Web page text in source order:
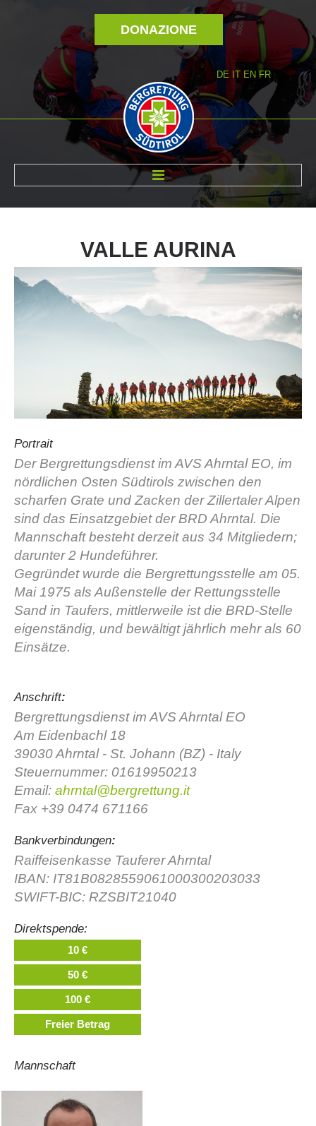
DONAZIONE
DE IT EN FR
La storia
Stazioni del soccorso alpino
VALLE AURINA
Portrait
Der Bergrettungsdienst im AVS Ahrntal EO, im
nördlichen Osten Südtirols zwischen den
scharfen Grate und Zacken der Zillertaler Alpen
sind das Einsatzgebiet der BRD Ahrntal. Die
Mannschaft besteht derzeit aus 34 Mitgliedern;
darunter 2 Hundeführer.
Gegründet wurde die Bergrettungsstelle am 05.
Mai 1975 als Außenstelle der Rettungsstelle
Sand in Taufers, mittlerweile ist die BRD-Stelle
eigenständig, und bewältigt jährlich mehr als 60
Einsätze.
Anschrift:
Bergrettungsdienst im AVS Ahrntal EO
Am Eidenbachl 18
39030 Ahrntal - St. Johann (BZ) - Italy
Steuernummer: 01619950213
Email: ahrntal@bergrettung.it
Fax +39 0474 671166
Bankverbindungen:
Raiffeisenkasse Tauferer Ahrntal
IBAN: IT81B0828559061000300203033
SWIFT-BIC: RZSBIT21040
Direktspende:
10 €
50 €
100 €
Freier Betrag
Mannschaft